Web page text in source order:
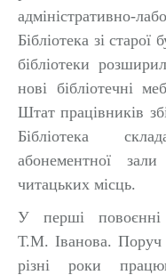
адміністративно-
Бібліотека зі
бібліотеки
нові бібліотечні
Штат працівників
Бібліотека
абонементної
читацьких місць.
У перші повоєнні
Т.М. Іванова. Поруч
різні роки